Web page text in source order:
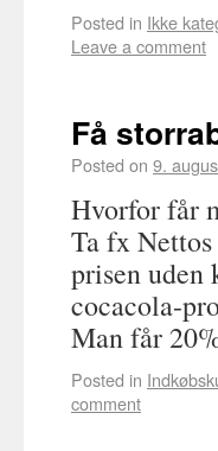
Posted in Ikke
Leave a comment
Få
Posted on 9.
Hvorfor får
Ta fx
prisen uden
cocacola-
Man får
Posted in
comment